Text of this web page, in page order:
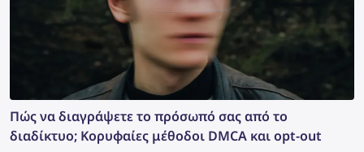
Πώς να διαγράψετε το πρόσωπό σας από το
διαδίκτυο; Κορυφαίες μέθοδοι DMCA και opt-out